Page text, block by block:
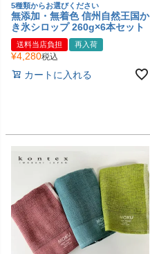
5種類からお選びください
無添加・無着色 信州自然王国か
き氷シロップ 260g×6本セット
送料当店負担 再入荷
¥4,280税込
カートに入れる